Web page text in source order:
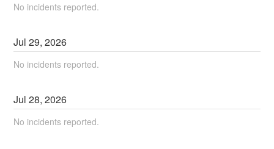
No incidents reported.
Jul29,2026
No incidents reported.
Jul28,2026
No incidents reported.